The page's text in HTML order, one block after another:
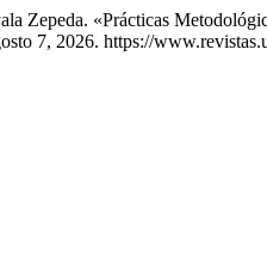
Zepeda. «Prácticas
7, 2026. https://